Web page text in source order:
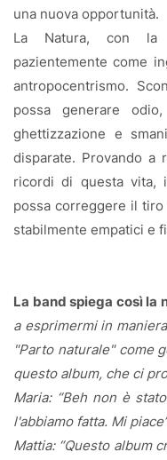
una nuova opportunità.
La Natura, con la
pazientemente come
antropocentrismo.
possa generare
ghettizzazione e
disparate. Provando
ricordi di questa vita,
possa correggere il
stabilmente empatici e
La band spiega così la
a esprimermi in
"Parto naturale" come
questo album, che ci
Maria: “Beh non è
l'abbiamo fatta. Mi
Mattia: “Questo album